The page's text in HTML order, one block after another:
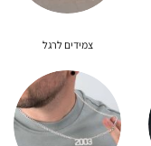
צמידים לרגל